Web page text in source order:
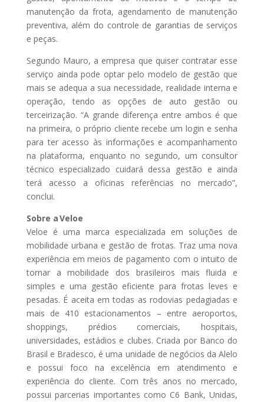
nto do
Anuario
Gestão de
Ativos no
Brasil –
Edição
2025
Receba o Seu
Gratuitamente
CLIQUE AQUI E BAIXE
GRATUITAMENTE!
CLIQUE FORA DO POP-UP PARA FECHAR
manutenção da frota, agendamento de manutenção
preventiva, além do controle de garantias de serviços
e peças.
Segundo Mauro, a empresa que quiser contratar esse
serviço ainda pode optar pelo modelo de gestão que
mais se adequa a sua necessidade, realidade interna e
operação, tendo as opções de auto gestão ou
terceirização. “A grande diferença entre ambos é que
na primeira, o próprio cliente recebe um login e senha
para ter acesso às informações e acompanhamento
na plataforma, enquanto no segundo, um consultor
técnico especializado cuidará dessa gestão e ainda
terá acesso a oficinas referências no mercado”,
conclui.
Sobre a Veloe
Veloe é uma marca especializada em soluções de
mobilidade urbana e gestão de frotas. Traz uma nova
experiência em meios de pagamento com o intuito de
tornar a mobilidade dos brasileiros mais fluida e
simples e uma gestão eficiente para frotas leves e
pesadas. É aceita em todas as rodovias pedagiadas e
mais de 410 estacionamentos – entre aeroportos,
shoppings, prédios comerciais, hospitais,
universidades, estádios e clubes. Criada por Banco do
Brasil e Bradesco, é uma unidade de negócios da Alelo
e possui foco na excelência em atendimento e
experiência do cliente. Com três anos no mercado,
possui parcerias importantes como C6 Bank, Unidas,